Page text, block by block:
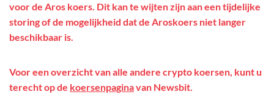
voor de Aros koers. Dit kan te wijten zijn aan een tijdelijke
storing of de mogelijkheid dat de Aroskoers niet langer
beschikbaar is.
Voor een overzicht van alle andere crypto koersen, kunt u
terecht op de koersenpaginavan Newsbit.